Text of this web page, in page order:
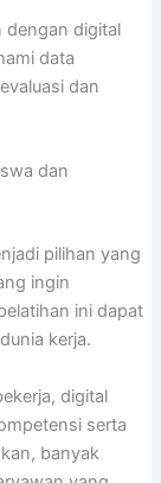
dengan digital
data
dan
dan
pilihan yang
ingin
ini dapat
kerja.
digital
serta
banyak